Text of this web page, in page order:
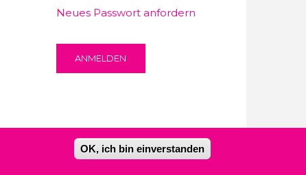
Neues Passwort anfordern
Impressum Datenschutzerklärung
OK, ich bin einverstanden